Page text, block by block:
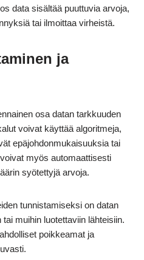
data sisältää puuttuvia arvoja,
tai ilmoittaa virheistä.
ja
osa datan tarkkuuden
voivat käyttää algoritmeja,
epäjohdonmukaisuuksia tai
myös automaattisesti
syötettyjä arvoja.
tunnistamiseksi on datan
muihin luotettaviin lähteisiin.
poikkeamat ja